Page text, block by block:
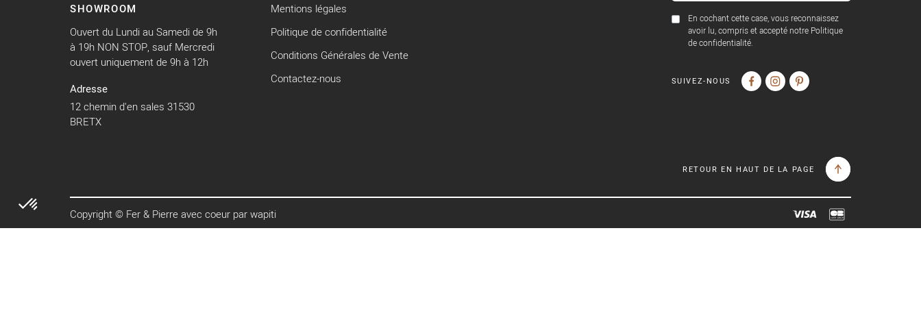
SHOWROOM
Ouvert du Lundi au Samedi de 9h
à 19h NON STOP, sauf Mercredi
ouvert uniquement de 9h à 12h
Adresse
12 chemin d'en sales 31530
BRETX
Mentions légales
Politique de confidentialité
Conditions Générales de Vente
Contactez-nous
En cochant cette case, vous reconnaissez
avoir lu, compris et accepté notre Politique
de confidentialité.
SUIVEZ-NOUS
RETOUR EN HAUT DE LA PAGE
Copyright © Fer & Pierre avec coeur par wapiti